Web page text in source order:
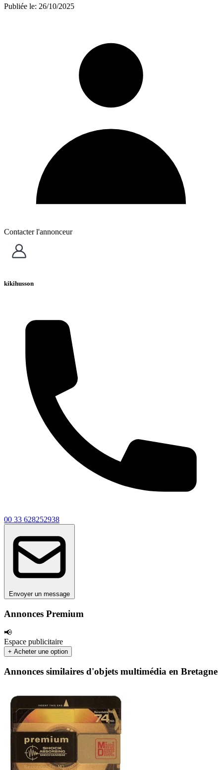
Publiée le: 26/10/2025
Annonces Premium
📢
Espace publicitaire
+ Acheter une option
Contacter l'annonceur
kikihusson
00 33 628252938
Envoyer un message
Annonces similaires d'objets multimédia en Bretagne